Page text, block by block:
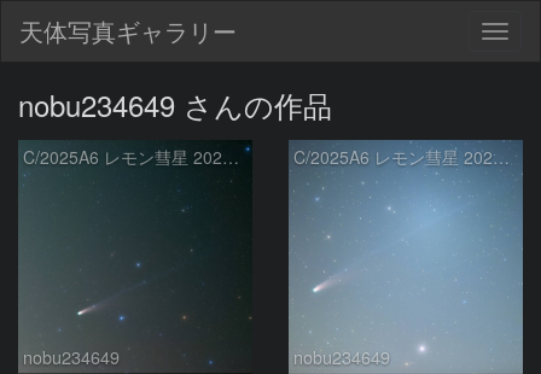
天体写真ギャラリー
nobu234649 さんの作品
C/2025A6 レモン彗星 2025.10.27
nobu234649
C/2025A6 レモン彗星 2025.10.23
nobu234649